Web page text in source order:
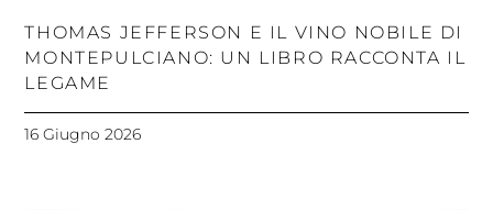
THOMAS JEFFERSON E IL VINO NOBILE DI
MONTEPULCIANO: UN LIBRO RACCONTA IL
LEGAME
16 Giugno 2026